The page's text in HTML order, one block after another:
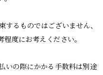
するものではございません、
度にお考えください。
いの際にかかる手数料は別途